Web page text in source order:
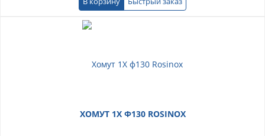
ХОМУТ 1Х Ф130 ROSINOX